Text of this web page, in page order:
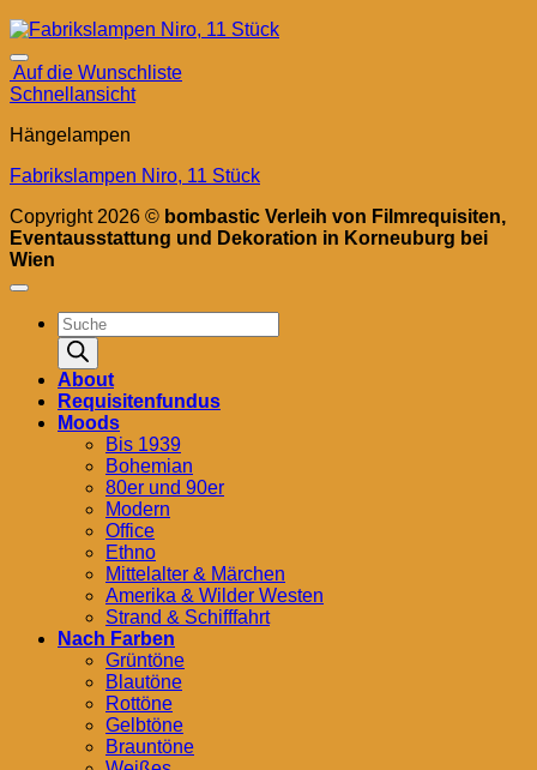
Auf die Wunschliste
Schnellansicht
Hängelampen
Fabrikslampen Niro, 11 Stück
Copyright 2026 © bombastic Verleih von Filmrequisiten,
Eventausstattung und Dekoration in Korneuburg bei
Wien
Products
search
About
Requisitenfundus
Moods
Bis 1939
Bohemian
80er und 90er
Modern
Office
Ethno
Mittelalter & Märchen
Amerika & Wilder Westen
Strand & Schifffahrt
Nach Farben
Grüntöne
Blautöne
Rottöne
Gelbtöne
Brauntöne